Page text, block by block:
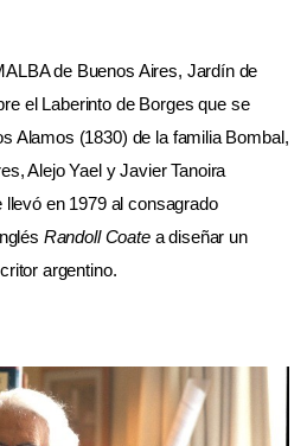
de Buenos Aires, Jardín de
el Laberinto de Borges que se
Alamos (1830) de la familia Bombal,
Alejo Yael y Javier Tanoira
en 1979 al consagrado
Randoll Coatea diseñar un
argentino.